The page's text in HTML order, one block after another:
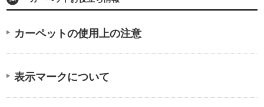
カーペットの使用上の注意
表示マークについて